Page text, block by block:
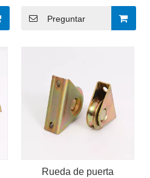
resistencia para puerta
corrediza de acero
Preguntar
Rueda de puerta